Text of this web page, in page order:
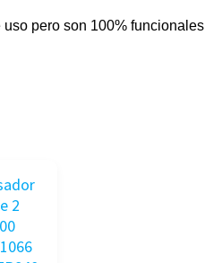
pero son 100% funcionales